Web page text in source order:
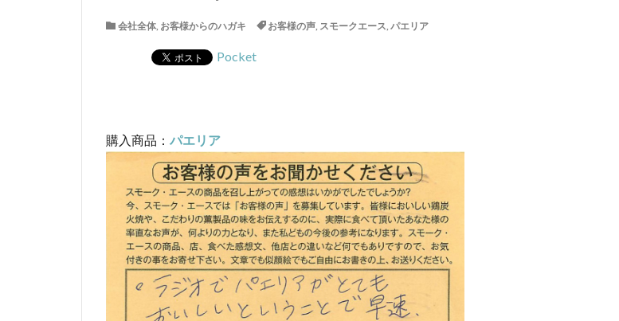
会社全体, お客様からのハガキ お客様の声, スモークエース, パエリア
Pocket
購入商品： パエリア